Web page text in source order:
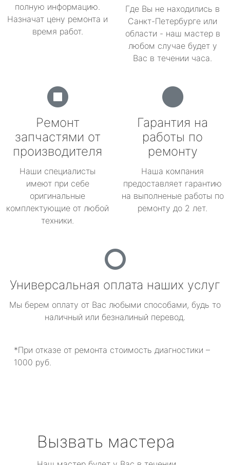
полную информацию.
Назначат цену ремонта и
время работ.
Где Вы не находились в
Санкт-Петербурге или
области - наш мастер в
любом случае будет у
Вас в течении часа.
Ремонт
запчастями от
производителя
Наши специалисты
имеют при себе
оригинальные
комплектующие от любой
техники.
Гарантия на
работы по
ремонту
Наша компания
предоставляет гарантию
на выполненые работы по
ремонту до 2 лет.
Универсальная оплата наших услуг
Мы берем оплату от Вас любыми способами, будь то
наличный или безналиный перевод.
*При отказе от ремонта стоимость диагностики –
1000 руб.
Вызвать мастера